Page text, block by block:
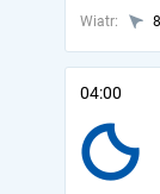
Wiatr:
04:00